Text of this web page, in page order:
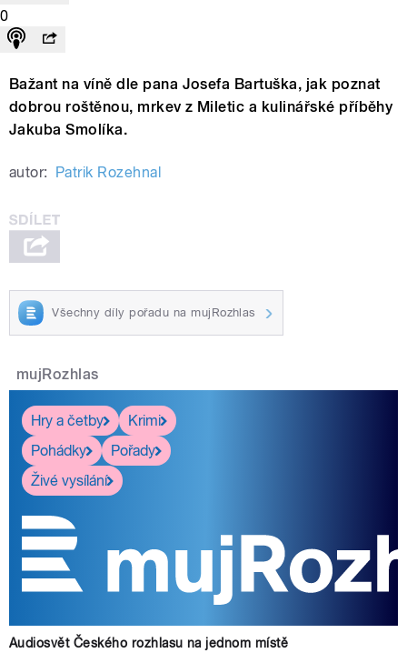
0
Bažant na víně dle pana Josefa Bartuška, jak poznat
dobrou roštěnou, mrkev z Miletic a kulinářské příběhy
Jakuba Smolíka.
autor: Patrik Rozehnal
Všechny díly pořadu na mujRozhlas
mujRozhlas
Hry a četby
Krimi
Pohádky
Pořady
Živé vysílání
Audiosvět Českého rozhlasu na jednom místě